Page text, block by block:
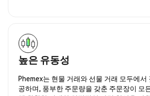
높은 유동성
Phemex는 현물 거래와 선물 거래 모두에서
공하며, 풍부한 주문량을 갖춘 주문장이 모